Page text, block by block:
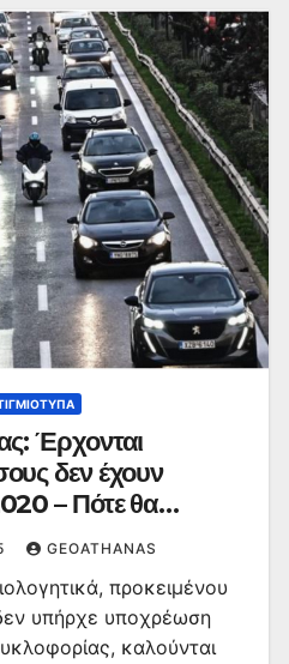
Έρχονται
δεν έχουν
– Πότε θα
για το
GEOATHANAS
προκειμένου
υπήρχε υποχρέωση
καλούνται